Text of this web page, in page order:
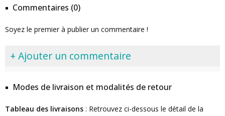
Commentaires (0)
Soyez le premier à publier un commentaire !
+ Ajouter un commentaire
Modes de livraison et modalités de retour
Tableau des livraisons : Retrouvez ci-dessous le détail de la